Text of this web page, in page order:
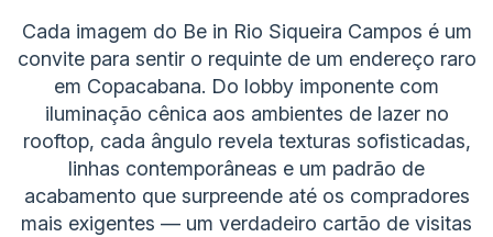
Plantas inteligentes
Lazer exclusivo no rooftop
Cada imagem do Be in Rio Siqueira Campos é um
convite para sentir o requinte de um endereço raro
em Copacabana. Do lobby imponente com
iluminação cênica aos ambientes de lazer no
rooftop, cada ângulo revela texturas sofisticadas,
linhas contemporâneas e um padrão de
acabamento que surpreende até os compradores
mais exigentes — um verdadeiro cartão de visitas